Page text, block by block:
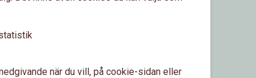
av pension
när du vill, på cookie-sidan eller